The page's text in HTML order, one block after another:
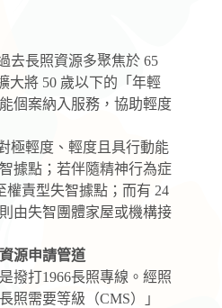
去長照資源多聚焦於 65
大將 50 歲以下的「年輕
個案納入服務，協助輕度
極輕度、輕度且具行動能
據點；若伴隨精神行為症
權責型失智據點；而有 24
由失智團體家屋或機構接
源申請管道
撥打1966長照專線。經照
照需要等級（CMS）」